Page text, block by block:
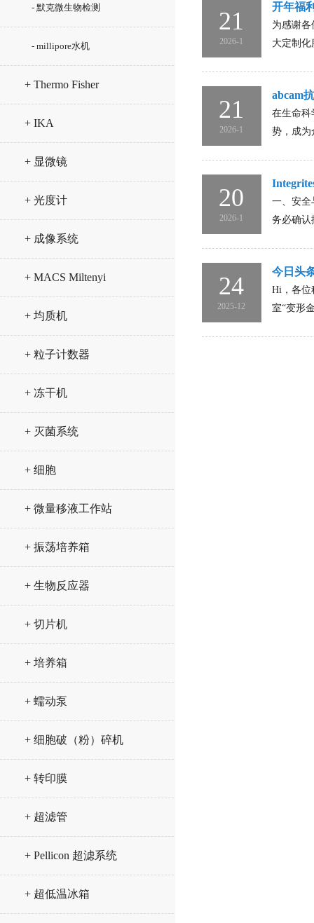
- 默克微生物检测
- millipore水机
+ Thermo Fisher
+ IKA
+ 显微镜
+ 光度计
+ 成像系统
+ MACS Miltenyi
+ 均质机
+ 粒子计数器
+ 冻干机
+ 灭菌系统
+ 细胞
+ 微量移液工作站
+ 振荡培养箱
+ 生物反应器
+ 切片机
+ 培养箱
+ 蠕动泵
+ 细胞破（粉）碎机
+ 转印膜
+ 超滤管
+ Pellicon 超滤系统
+ 超低温冰箱
21
2026-1
开年福
为感谢
大定制化
21
2026-1
abcam
在生命科
势，成为
20
2026-1
一、安全
务必确认
24
2025-12
今日头
Hi，各位
室“变形